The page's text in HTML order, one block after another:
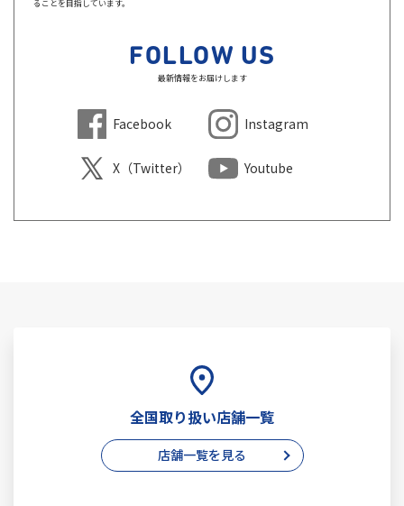
ることを目指しています。
FOLLOW US
最新情報をお届けします
Facebook Instagram
X（Twitter） Youtube
全国取り扱い店舗一覧
店舗一覧を見る